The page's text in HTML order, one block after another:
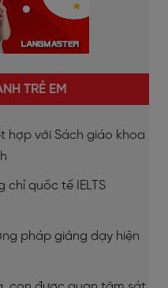
TRẺ EM
hợp với Sách giáo khoa
chỉ quốc tế IELTS
pháp giảng dạy hiện